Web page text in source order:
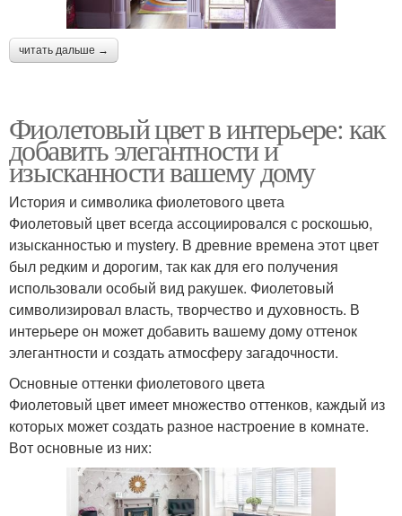
читать дальше →
Фиолетовый цвет в интерьере: как
добавить элегантности и
изысканности вашему дому
История и символика фиолетового цвета
Фиолетовый цвет всегда ассоциировался с роскошью,
изысканностью и mystery. В древние времена этот цвет
был редким и дорогим, так как для его получения
использовали особый вид ракушек. Фиолетовый
символизировал власть, творчество и духовность. В
интерьере он может добавить вашему дому оттенок
элегантности и создать атмосферу загадочности.
Основные оттенки фиолетового цвета
Фиолетовый цвет имеет множество оттенков, каждый из
которых может создать разное настроение в комнате.
Вот основные из них: